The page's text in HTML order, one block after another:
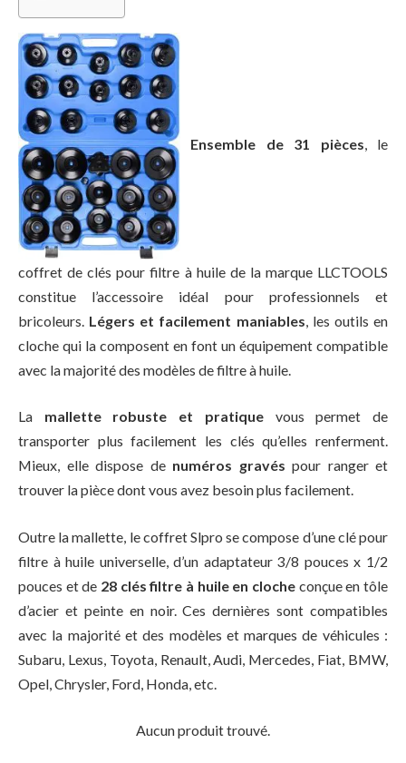
Ensemble de 31 pièces, le
coffret de clés pour filtre à huile de la marque LLCTOOLS
constitue l’accessoire idéal pour professionnels et
bricoleurs. Légers et facilement maniables , les outils en
cloche qui la composent en font un équipement compatible
avec la majorité des modèles de filtre à huile.
La mallette robuste et pratiquevous permet de
transporter plus facilement les clés qu’elles renferment.
Mieux, elle dispose de numéros gravés pour ranger et
trouver la pièce dont vous avez besoin plus facilement.
Outre la mallette, le coffret Slpro se compose d’une clé pour
filtre à huile universelle, d’un adaptateur 3/8 pouces x 1/2
pouces et de 28 clés filtre à huile en cloche conçue en tôle
d’acier et peinte en noir. Ces dernières sont compatibles
avec la majorité et des modèles et marques de véhicules :
Subaru, Lexus, Toyota, Renault, Audi, Mercedes, Fiat, BMW,
Opel, Chrysler, Ford, Honda, etc.
Aucun produit trouvé.